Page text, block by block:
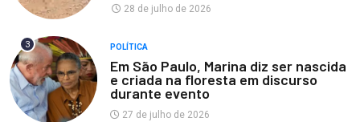
28 de julho de 2026
3 POLÍTICA
Em São Paulo, Marina diz ser nascida
e criada na floresta em discurso
durante evento
27 de julho de 2026